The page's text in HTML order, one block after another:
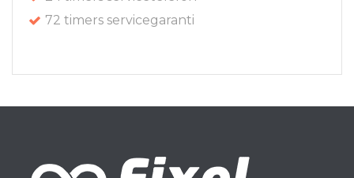
72 timers servicegaranti